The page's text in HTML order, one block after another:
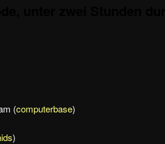
(computerbase)
)